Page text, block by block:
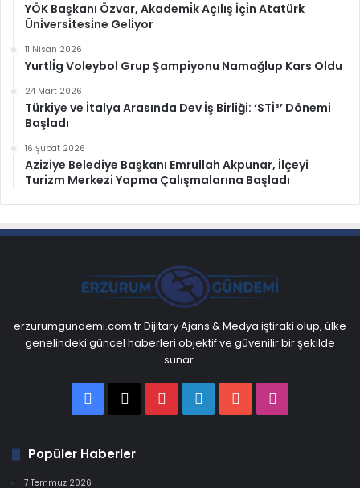
YÖK Başkanı Özvar, Akademi̇k Açılış İçi̇n Atatürk
Üni̇versi̇tesi̇ne Geli̇yor
11 Nisan 2026
Yurtli̇g Voleybol Grup Şampiyonu Namağlup Kars Oldu
24 Mart 2026
Türkiye ve İtalya Arasında Dev İş Birliği: ‘STİ³’ Dönemi
Başladı
16 Şubat 2026
Aziziye Belediye Başkanı Emrullah Akpunar, İlçeyi
Turizm Merkezi Yapma Çalışmalarına Başladı
erzurumgundemi.com.tr Dijitary Ajans & Medya iştiraki olup, ülke
genelindeki güncel haberleri objektif ve güvenilir bir şekilde
sunar.
Facebook
X PinterestLinkedInYouTube
Popüler Haberler
7 Temmuz 2026